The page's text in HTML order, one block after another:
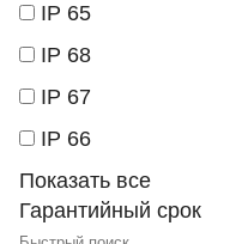
IP 65
IP 68
IP 67
IP 66
Показать все
Гарантийный срок